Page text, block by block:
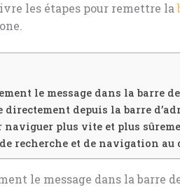
les étapes pour remettre la
le message dans la barre
depuis la barre
naviguer plus vite et plus
recherche et de navigation au
le message dans la barre